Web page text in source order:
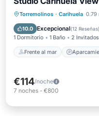
Torremolinos · Carihuela 0.79
10.0 Excepcional(12 Reseñas)
1 Dormitorio 1 Baño 2 Invitados
Frente al mar
Frente al mar
Vista al mar
€114/noche
7 noches - €800